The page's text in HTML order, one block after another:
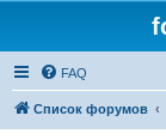
FAQ
Список форумов